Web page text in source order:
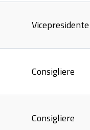
Vicepresidente
Consigliere
Consigliere